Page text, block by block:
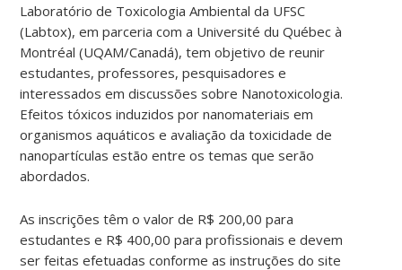
Laboratório de Toxicologia Ambiental da UFSC
(Labtox), em parceria com a Université du Québec à
Montréal (UQAM/Canadá), tem objetivo de reunir
estudantes, professores, pesquisadores e
interessados em discussões sobre Nanotoxicologia.
Efeitos tóxicos induzidos por nanomateriais em
organismos aquáticos e avaliação da toxicidade de
nanopartículas estão entre os temas que serão
abordados.
As inscrições têm o valor de R$ 200,00 para
estudantes e R$ 400,00 para profissionais e devem
ser feitas efetuadas conforme as instruções do site